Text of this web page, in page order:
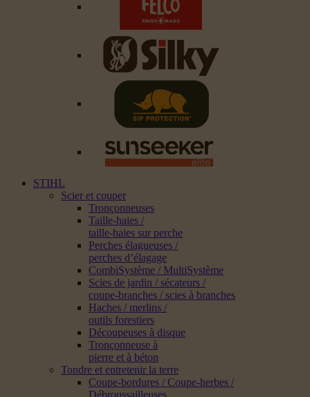
STIHL
Scier et couper
Tronçonneuses
Taille-haies /
taille-haies sur perche
Perches élagueuses /
perches d’élagage
CombiSystème / MultiSystème
Scies de jardin / sécateurs /
coupe-branches / scies à branches
Haches / merlins /
outils forestiers
Découpeuses à disque
Tronçonneuse à
pierre et à béton
Tondre et entretenir la terre
Coupe-bordures / Coupe-herbes /
Débroussailleuses